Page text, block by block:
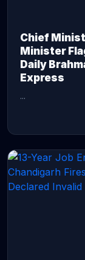
Chief
Minister
Daily
Express
...